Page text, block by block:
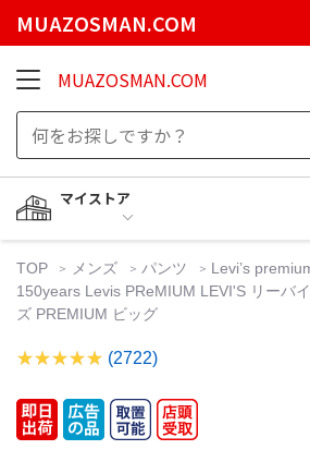
MUAZOSMAN.COM
MUAZOSMAN.COM
マイストア
TOP メンズ パンツ
Levi’s
150years Levis PReMIUM LEVI'S リーバ
ズ PREMIUM ビッグ
(2722)